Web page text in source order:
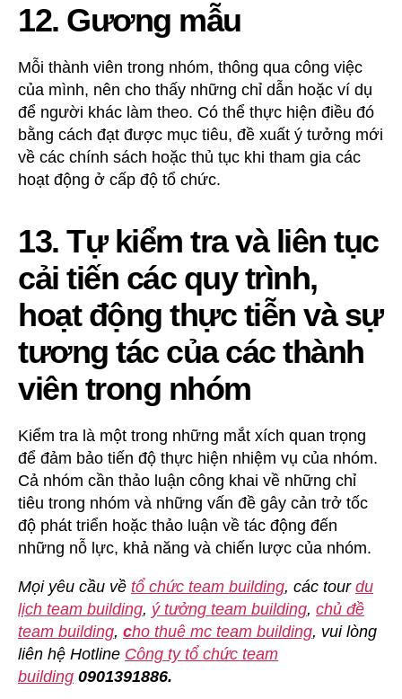
12. Gương mẫu
Mỗi thành viên trong nhóm, thông qua công việc
của mình, nên cho thấy những chỉ dẫn hoặc ví dụ
để người khác làm theo. Có thể thực hiện điều đó
bằng cách đạt được mục tiêu, đề xuất ý tưởng mới
về các chính sách hoặc thủ tục khi tham gia các
hoạt động ở cấp độ tổ chức.
13. Tự kiểm tra và liên tục
cải tiến các quy trình,
hoạt động thực tiễn và sự
tương tác của các thành
viên trong nhóm
Kiểm tra là một trong những mắt xích quan trọng
để đảm bảo tiến độ thực hiện nhiệm vụ của nhóm.
Cả nhóm cần thảo luận công khai về những chỉ
tiêu trong nhóm và những vấn đề gây cản trở tốc
độ phát triển hoặc thảo luận về tác động đến
những nỗ lực, khả năng và chiến lược của nhóm.
Mọi yêu cầu về tổ chức team building, các tour du
lịch team building, ý tưởng team building, chủ đề
team building, cho thuê mc team building, vui lòng
liên hệ Hotline Công ty tổ chức team
building 0901391886.